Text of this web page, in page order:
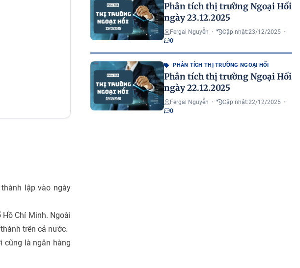
lập vào ngày
Hồ Chí Minh. Ngoài
trên cả nước.
cũng là ngân hàng
Phân tích thị trường Ngoại Hối
ngày 23.12.2025
Fergal Nguyễn • Cập nhật:23/12/2025 •
0
PHÂN TÍCH THỊ TRƯỜNG NGOẠI HỐI
Phân tích thị trường Ngoại Hối
ngày 22.12.2025
Fergal Nguyễn • Cập nhật:22/12/2025 •
0